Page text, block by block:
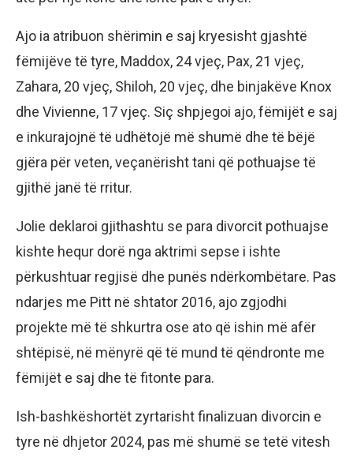
Ajo ia atribuon shërimin e saj kryesisht gjashtë
fëmijëve të tyre, Maddox, 24 vjeç, Pax, 21 vjeç,
Zahara, 20 vjeç, Shiloh, 20 vjeç, dhe binjakëve Knox
dhe Vivienne, 17 vjeç. Siç shpjegoi ajo, fëmijët e saj
e inkurajojnë të udhëtojë më shumë dhe të bëjë
gjëra për veten, veçanërisht tani që pothuajse të
gjithë janë të rritur.
Jolie deklaroi gjithashtu se para divorcit pothuajse
kishte hequr dorë nga aktrimi sepse i ishte
përkushtuar regjisë dhe punës ndërkombëtare. Pas
ndarjes me Pitt në shtator 2016, ajo zgjodhi
projekte më të shkurtra ose ato që ishin më afër
shtëpisë, në mënyrë që të mund të qëndronte me
fëmijët e saj dhe të fitonte para.
Ish-bashkëshortët zyrtarisht finalizuan divorcin e
tyre në dhjetor 2024, pas më shumë se tetë vitesh